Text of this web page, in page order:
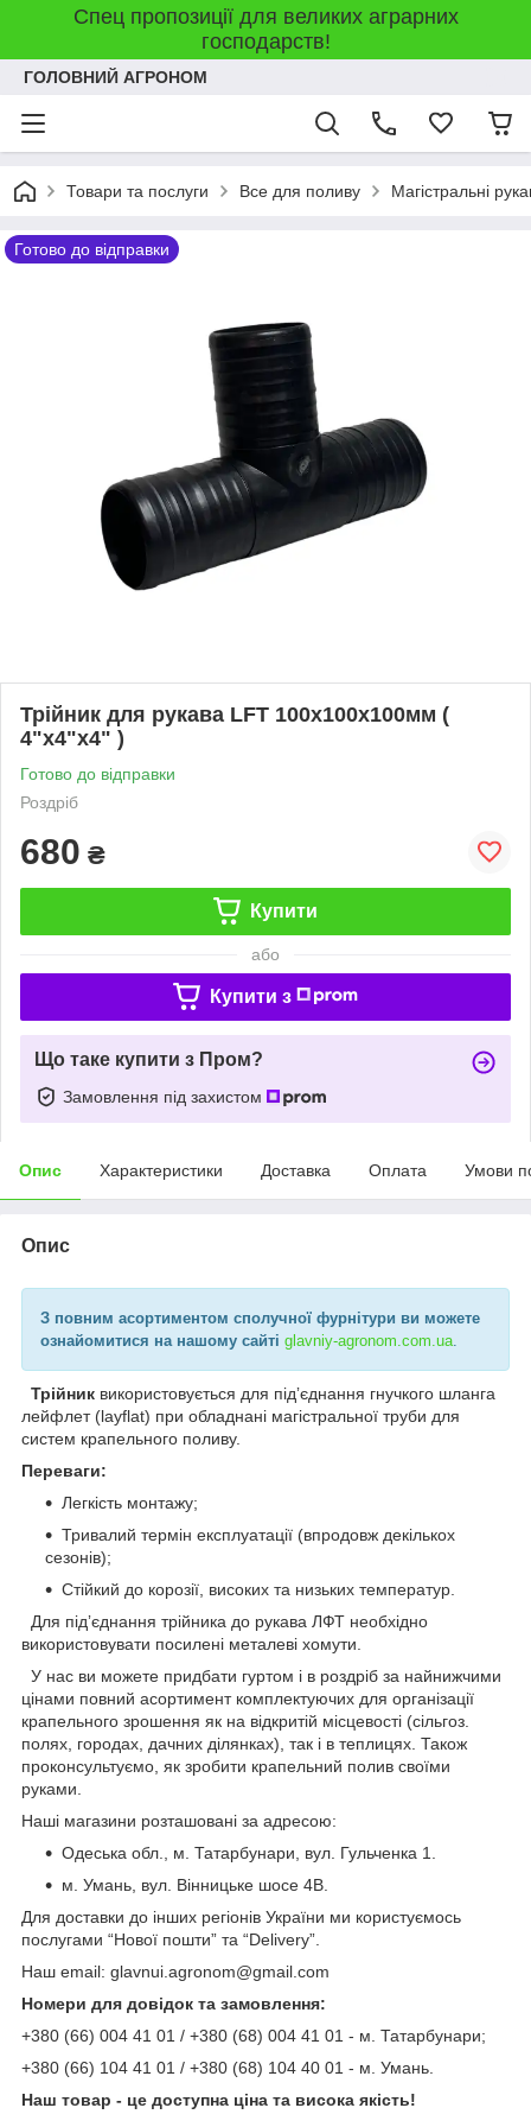
Спец пропозиції для великих аграрних
господарств!
ГОЛОВНИЙ АГРОНОМ
Товари та послуги Все для поливу Магістральні
Готово до відправки
Трійник для рукава LFT 100х100х100мм (
4"х4"х4" )
Готово до відправки
Роздріб
680 ₴
Купити
або
Купити з
Що таке купити з Пром?
Замовлення під захистом
Опис Характеристики Доставка Оплата Умови
Опис
З повним асортиментом сполучної фурнітури ви можете
ознайомитися на нашому сайті glavniy-agronom.com.ua
Трійник використовується для підʼєднання гнучкого шланга
лейфлет (layflat) при обладнані магістральної труби для
систем крапельного поливу.
Переваги:
Легкість монтажу;
Тривалий термін експлуатації (впродовж декількох
сезонів);
Стійкий до корозії, високих та низьких температур.
Для підʼєднання трійника до рукава ЛФТ необхідно
використовувати посилені металеві хомути.
У нас ви можете придбати гуртом і в роздріб за найнижчими
цінами повний асортимент комплектуючих для організації
крапельного зрошення як на відкритій місцевості (сільгоз.
полях, городах, дачних ділянках), так і в теплицях. Також
проконсультуємо, як зробити крапельний полив своїми
руками.
Наші магазини розташовані за адресою:
Одеська обл., м. Татарбунари, вул. Гульченка 1.
м. Умань, вул. Вінницьке шосе 4В.
Для доставки до інших регіонів України ми користуємось
послугами “Нової пошти” та “Delivery”.
Наш email: glavnui.agronom@gmail.com
Номери для довідок та замовлення:
+380 (66) 004 41 01 / +380 (68) 004 41 01 - м. Татарбунари;
+380 (66) 104 41 01 / +380 (68) 104 40 01 - м. Умань.
Наш товар - це доступна ціна та висока якість!